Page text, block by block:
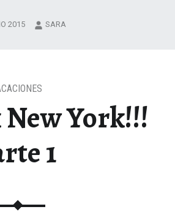
York!!!
1
2015 SARA